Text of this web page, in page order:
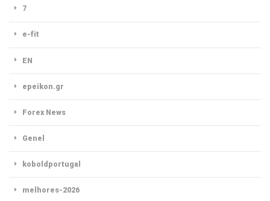
7
e-fit
EN
epeikon.gr
Forex News
Genel
koboldportugal
melhores-2026